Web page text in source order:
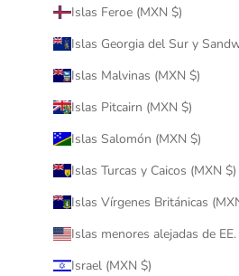
Islas Feroe (MXN $)
Islas Malvinas (MXN $)
Islas Pitcairn (MXN $)
Islas Salomón (MXN $)
Islas Turcas y Caicos (MXN $)
Israel (MXN $)